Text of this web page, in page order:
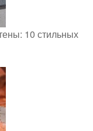
10 стильных